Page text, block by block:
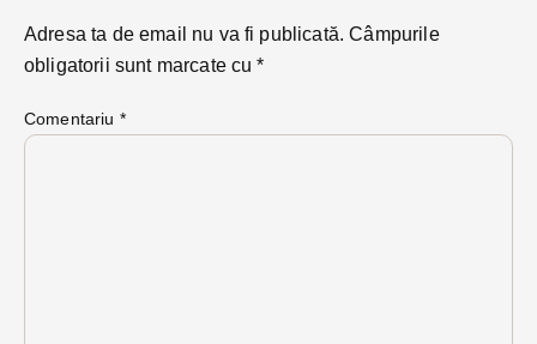
Adresa ta de email nu va fi publicată. Câmpurile
obligatorii sunt marcate cu*
Comentariu *